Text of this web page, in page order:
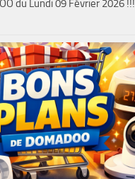
du Lundi 09 Février 2026 !!!